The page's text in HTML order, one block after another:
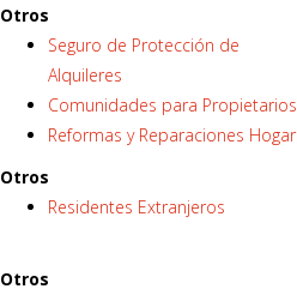
Otros
Seguro de Protección de
Alquileres
Comunidades para Propietarios
Reformas y Reparaciones Hogar
Otros
Residentes Extranjeros
Otros